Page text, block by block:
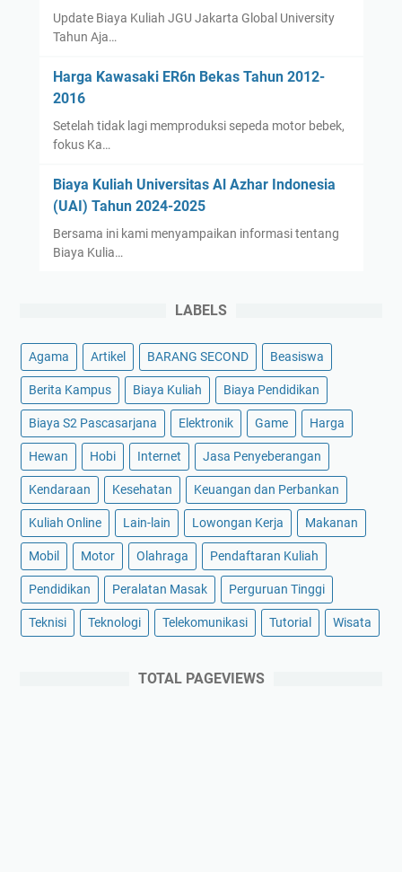
Update Biaya Kuliah JGU Jakarta Global University
Tahun Aja…
Harga Kawasaki ER6n Bekas Tahun 2012-
2016
Setelah tidak lagi memproduksi sepeda motor bebek,
fokus Ka…
Biaya Kuliah Universitas Al Azhar Indonesia
(UAI) Tahun 2024-2025
Bersama ini kami menyampaikan informasi tentang
Biaya Kulia…
LABELS
Agama Artikel BARANG SECOND Beasiswa
Berita Kampus Biaya Kuliah Biaya Pendidikan
Biaya S2 Pascasarjana Elektronik Game Harga
Hewan Hobi Internet Jasa Penyeberangan
Kendaraan Kesehatan Keuangan dan Perbankan
Kuliah Online Lain-lain Lowongan Kerja Makanan
Mobil Motor Olahraga Pendaftaran Kuliah
Pendidikan Peralatan Masak Perguruan Tinggi
Teknisi Teknologi Telekomunikasi Tutorial Wisata
TOTAL PAGEVIEWS